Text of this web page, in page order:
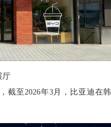
厅
截至2026年3月，比亚迪在
的最快纪录。